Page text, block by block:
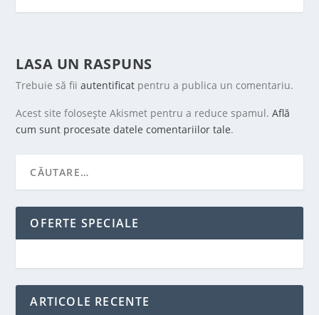
LASA UN RASPUNS
Trebuie să fiiautentificat pentru a publica un comentariu.
Acest site folosește Akismet pentru a reduce spamul.Află
cum sunt procesate datele comentariilor tale.
OFERTE SPECIALE
ARTICOLE RECENTE